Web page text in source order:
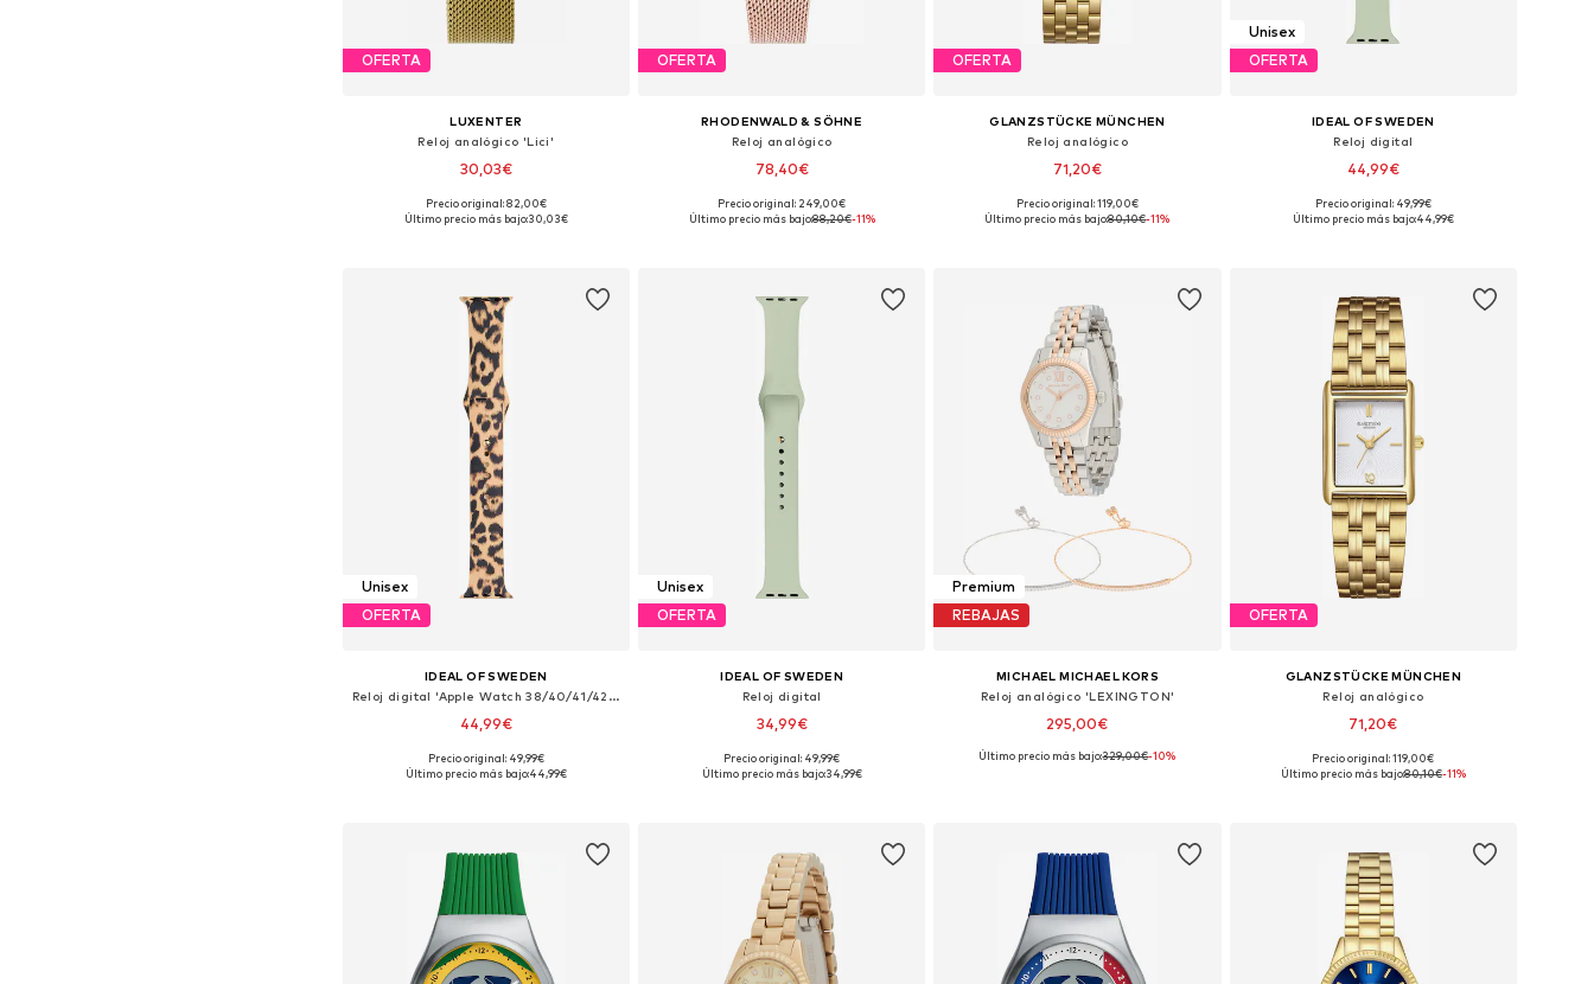
OFERTA
LUXENTER
Reloj analógico 'Lici'
30,03€
Tallas disponibles: One Size
Precio original: 82,00€
Último precio más bajo:30,03€
OFERTA
RHODENWALD & SÖHNE
Reloj analógico
78,40€
Tallas disponibles: One Size
Precio original: 249,00€
Último precio más bajo:88,20€-11%
OFERTA
GLANZSTÜCKE MÜNCHEN
Reloj analógico
71,20€
Tallas disponibles: One Size
Precio original: 119,00€
Último precio más bajo:80,10€-11%
Unisex
OFERTA
IDEAL OF SWEDEN
Reloj digital
44,99€
Tallas disponibles: One Size
Precio original: 49,99€
Último precio más bajo:44,99€
Unisex
OFERTA
IDEAL OF SWEDEN
Reloj digital 'Apple Watch 38/40/41/42 Large'
44,99€
Tallas disponibles: One Size
Precio original: 49,99€
Último precio más bajo:44,99€
Unisex
OFERTA
IDEAL OF SWEDEN
Reloj digital
34,99€
Tallas disponibles: One Size
Precio original: 49,99€
Último precio más bajo:34,99€
Premium
REBAJAS
MICHAEL MICHAEL KORS
Reloj analógico 'LEXINGTON'
295,00€
Tallas disponibles: One Size
Último precio más bajo:329,00€-10%
OFERTA
GLANZSTÜCKE MÜNCHEN
Reloj analógico
71,20€
Tallas disponibles: One Size
Precio original: 119,00€
Último precio más bajo:80,10€-11%